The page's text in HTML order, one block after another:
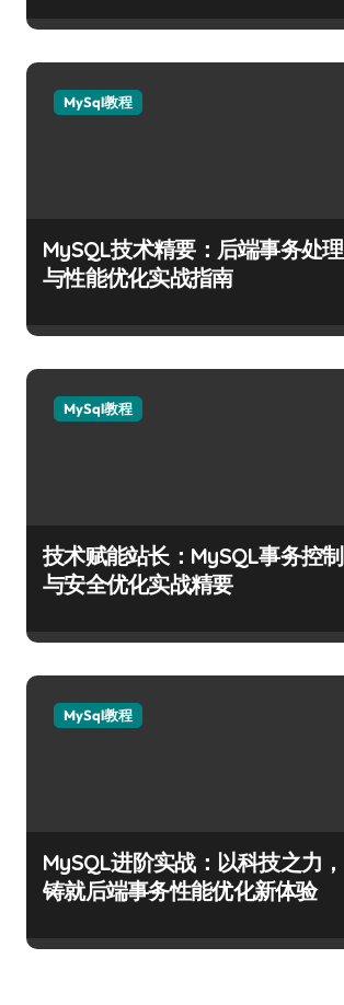
MySql教程
MySQL技术精要：后端事务处理
与性能优化实战指南
MySql教程
技术赋能站长：MySQL事务控制
与安全优化实战精要
MySql教程
MySQL进阶实战：以科技之力，
铸就后端事务性能优化新体验